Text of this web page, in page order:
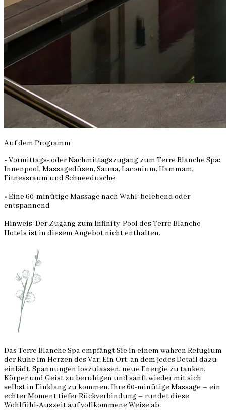
Auf dem Programm
• Vormittags- oder Nachmittagszugang zum Terre Blanche Spa:
Innenpool, Massagedüsen, Sauna, Laconium, Hammam,
Fitnessraum und Schneedusche
• Eine 60-minütige Massage nach Wahl: belebend oder
entspannend
Hinweis: Der Zugang zum Infinity-Pool des Terre Blanche
Hotels ist in diesem Angebot nicht enthalten.
Das Terre Blanche Spa empfängt Sie in einem wahren Refugium
der Ruhe im Herzen des Var. Ein Ort, an dem jedes Detail dazu
einlädt, Spannungen loszulassen, neue Energie zu tanken,
Körper und Geist zu beruhigen und sanft wieder mit sich
selbst in Einklang zu kommen. Ihre 60-minütige Massage – ein
echter Moment tiefer Rückverbindung – rundet diese
Wohlfühl-Auszeit auf vollkommene Weise ab.